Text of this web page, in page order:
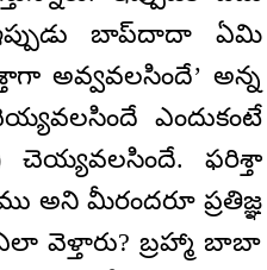
బాప్‌దాదా ఏమి
అవ్వవలసిందే’ అన్న
ఎందుకంటే
చెయ్యవలసిందే. ఫరిశ్తా
అని మీరందరూ ప్రతిజ్ఞ
వెళ్తారు? బ్రహ్మా బాబా